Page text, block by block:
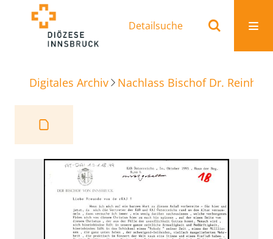
Detailsuche
Digitales Archiv Nachlass Bischof Dr.